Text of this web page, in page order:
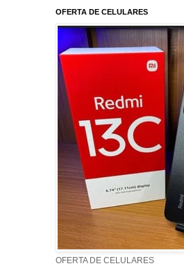
OFERTA DE CELULARES
OFERTA DE CELULARES